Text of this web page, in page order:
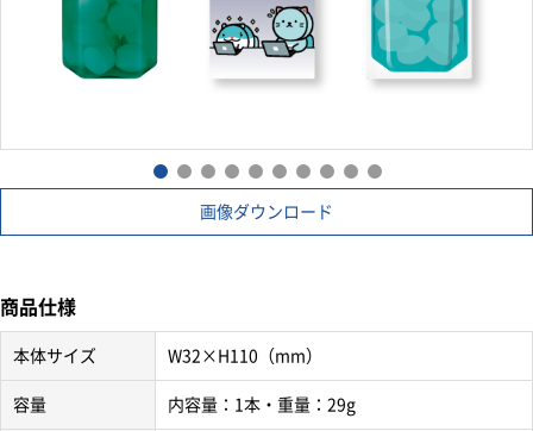
画像ダウンロード
商品仕様
本体サイズ W32×H110（mm）
容量 内容量：1本・重量：29g